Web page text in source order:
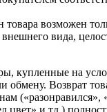
товара возможен
вида,
купленные на
обмену. Возврат
(«разонравился»,